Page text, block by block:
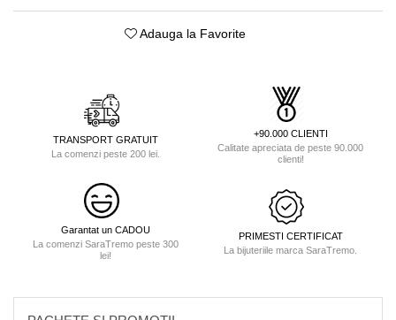
Adauga la Favorite
TRANSPORT GRATUIT
La comenzi peste 200 lei.
+90.000 CLIENTI
Calitate apreciata de peste 90.000
clienti!
Garantat un CADOU
La comenzi SaraTremo peste 300
lei!
PRIMESTI CERTIFICAT
La bijuteriile marca SaraTremo.